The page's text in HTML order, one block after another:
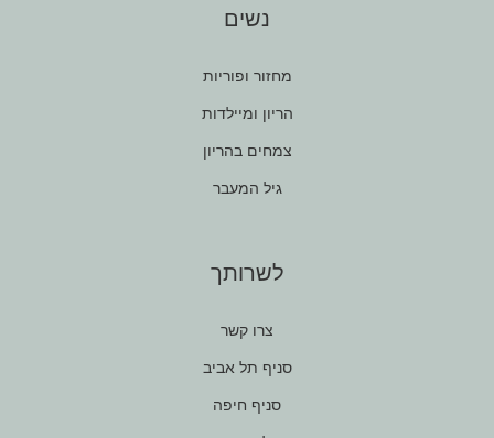
נשים
מחזור ופוריות
הריון ומיילדות
צמחים בהריון
גיל המעבר
לשרותך
צרו קשר
סניף תל אביב
סניף חיפה